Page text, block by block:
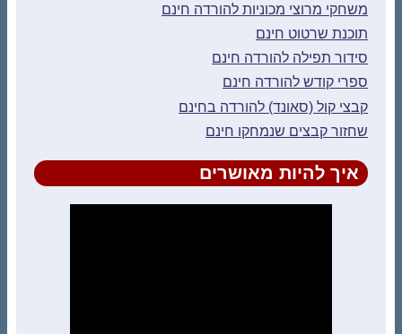
משחקי מרוצי מכוניות להורדה חינם
תוכנת שרטוט חינם
סידור תפילה להורדה חינם
ספרי קודש להורדה חינם
קבצי קול (סאונד) להורדה בחינם
שחזור קבצים שנמחקו חינם
איך להיות מאושרים